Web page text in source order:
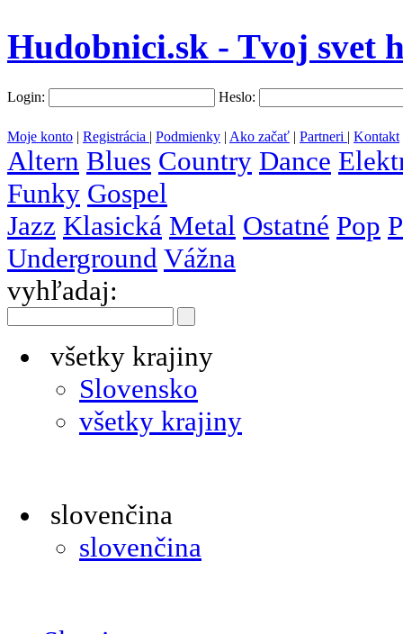
Hudobnici.sk - Tvoj svet
Login: Heslo:
Moje konto | Registrácia | Podmienky | Ako začať | Partneri | Kontakt
Altern Blues Country Dance
Funky Gospel
Jazz Klasická Metal Ostatné Pop
Underground Vážna
vyhľadaj:
všetky krajiny
Slovensko
všetky krajiny
slovenčina
slovenčina